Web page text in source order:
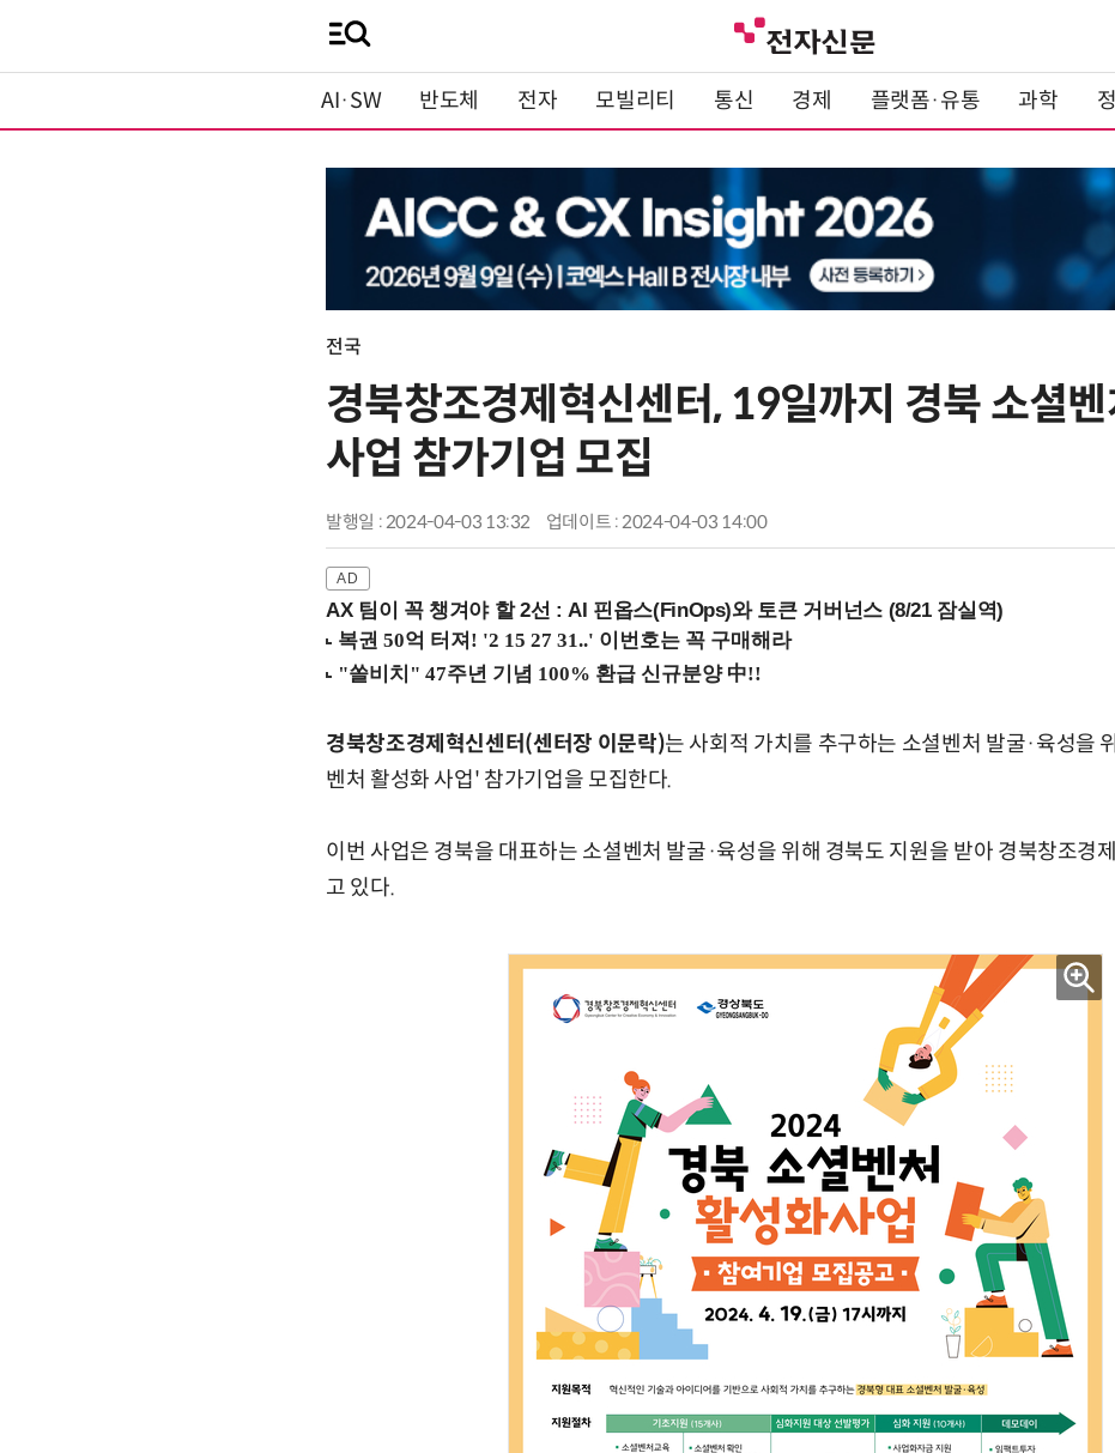
AI·SW 반도체 전자 모빌리티 통신 경제 플랫폼·유통 과학
전국
경북창조경제혁신센터, 19일까지 경북 소셜
사업 참가기업 모집
발행일 : 2024-04-03 13:32 업데이트 : 2024-04-03 14:00
AX 팀이 꼭 챙겨야 할 2선 : AI 핀옵스(FinOps)와 토큰 거버넌스 (8/21 잠실역)
경북창조경제혁신센터(센터장 이문락)는 사회적 가치를 추구하는 소셜벤처 발굴·육성을
벤처 활성화 사업' 참가기업을 모집한다.
이번 사업은 경북을 대표하는 소셜벤처 발굴·육성을 위해 경북도 지원을 받아 경북창조경
고 있다.